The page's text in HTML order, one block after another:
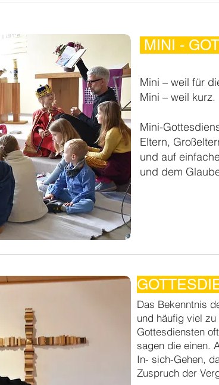
MINI -
Mini – weil für
Mini – weil kurz.
Mini-
Eltern,
und auf
und dem
Das Bekenntnis
und häufig viel
Gottesdiensten
sagen die einen.
In- sich-Gehen,
Zuspruch der